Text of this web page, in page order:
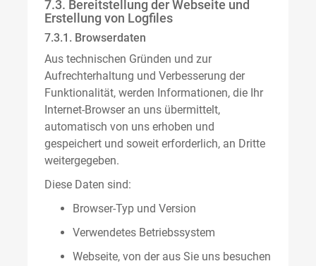
7.3. Bereitstellung der Webseite und
Erstellung von Logfiles
7.3.1. Browserdaten
Aus technischen Gründen und zur
Aufrechterhaltung und Verbesserung der
Funktionalität, werden Informationen, die Ihr
Internet-Browser an uns übermittelt,
automatisch von uns erhoben und
gespeichert und soweit erforderlich, an Dritte
weitergegeben.
Diese Daten sind:
Browser-Typ und Version
Verwendetes Betriebssystem
Webseite, von der aus Sie uns besuchen